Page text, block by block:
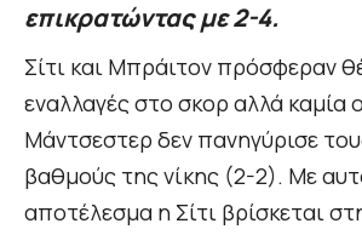
επικρατώντας με 2-4.
Σίτι και Μπράιτον πρόσφεραν
εναλλαγές στο σκορ αλλά καμία
Μάντσεστερ δεν πανηγύρισε
βαθμούς της νίκης (2-2). Με
αποτέλεσμα η Σίτι βρίσκεται